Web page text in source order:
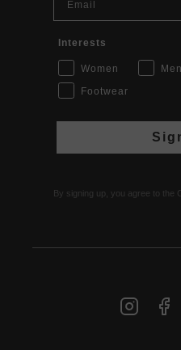
Interests
Women Men
Footwear
By signing up, you agree to the